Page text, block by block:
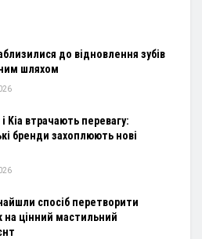
до відновлення зубів
шляхом
Kia втрачають перевагу:
бренди захоплюють нові
спосіб перетворити
на цінний мастильний